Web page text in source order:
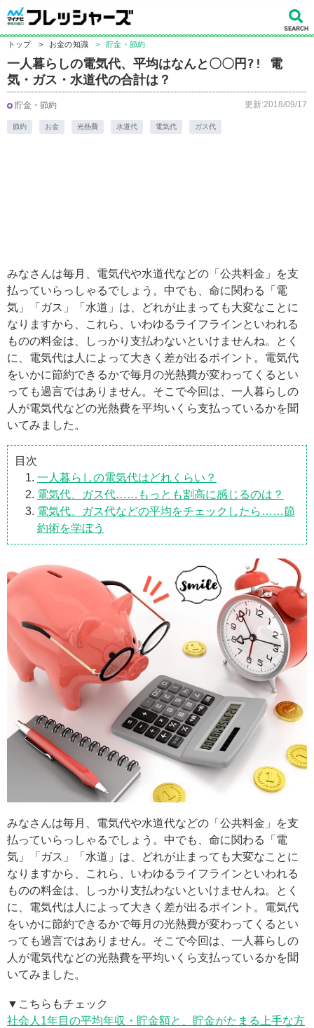
トップ > お金の知識 > 貯金・節約
一人暮らしの電気代、平均はなんと〇〇円?! 電
気・ガス・水道代の合計は？
貯金・節約 更新:2018/09/17
節約 お金 光熱費 水道代 電気代 ガス代
みなさんは毎月、電気代や水道代などの「公共料金」を支
払っていらっしゃるでしょう。中でも、命に関わる「電
気」「ガス」「水道」は、どれが止まっても大変なことに
なりますから、これら、いわゆるライフラインといわれる
ものの料金は、しっかり支払わないといけませんね。とく
に、電気代は人によって大きく差が出るポイント。電気代
をいかに節約できるかで毎月の光熱費が変わってくるとい
っても過言ではありません。そこで今回は、一人暮らしの
人が電気代などの光熱費を平均いくら支払っているかを聞
いてみました。
目次
一人暮らしの電気代はどれくらい？
電気代、ガス代……もっとも割高に感じるのは？
電気代、ガス代などの平均をチェックしたら……節
約術を学ぼう
みなさんは毎月、電気代や水道代などの「公共料金」を支
払っていらっしゃるでしょう。中でも、命に関わる「電
気」「ガス」「水道」は、どれが止まっても大変なことに
なりますから、これら、いわゆるライフラインといわれる
ものの料金は、しっかり支払わないといけませんね。とく
に、電気代は人によって大きく差が出るポイント。電気代
をいかに節約できるかで毎月の光熱費が変わってくるとい
っても過言ではありません。そこで今回は、一人暮らしの
人が電気代などの光熱費を平均いくら支払っているかを聞
いてみました。
▼こちらもチェック
社会人1年目の平均年収・貯金額と、貯金がたまる上手な方